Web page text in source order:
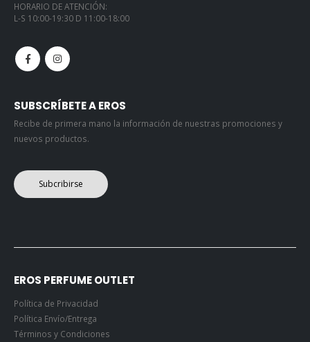
HORARIO DE ATENCIÓN:
L-S 10:00-19:30 D 11:00-18:00
SUBSCRÍBETE A EROS
Recibe de primera mano la información de nuestras promociones y
nuevos productos.
Subcribirse
EROS PERFUME OUTLET
Política de Privacidad
Política Envío/Entrega
Términos y Condiciones